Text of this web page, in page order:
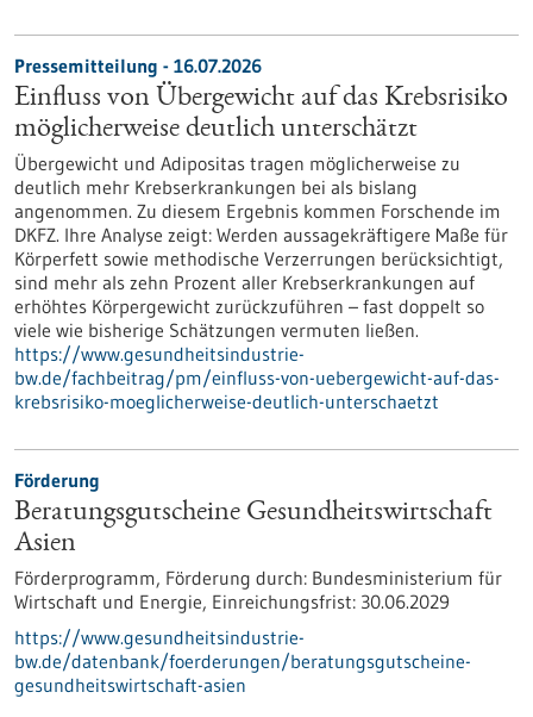
Pressemitteilung - 16.07.2026
Einfluss von Übergewicht auf das Krebsrisiko
möglicherweise deutlich unterschätzt
Übergewicht und Adipositas tragen möglicherweise zu
deutlich mehr Krebserkrankungen bei als bislang
angenommen. Zu diesem Ergebnis kommen Forschende im
DKFZ. Ihre Analyse zeigt: Werden aussagekräftigere Maße für
Körperfett sowie methodische Verzerrungen berücksichtigt,
sind mehr als zehn Prozent aller Krebserkrankungen auf
erhöhtes Körpergewicht zurückzuführen – fast doppelt so
viele wie bisherige Schätzungen vermuten ließen.
https://www.gesundheitsindustrie-
bw.de/fachbeitrag/pm/einfluss-von-uebergewicht-auf-das-
krebsrisiko-moeglicherweise-deutlich-unterschaetzt
Förderung
Beratungsgutscheine Gesundheitswirtschaft
Asien
Förderprogramm, Förderung durch: Bundesministerium für
Wirtschaft und Energie, Einreichungsfrist: 30.06.2029
https://www.gesundheitsindustrie-
bw.de/datenbank/foerderungen/beratungsgutscheine-
gesundheitswirtschaft-asien